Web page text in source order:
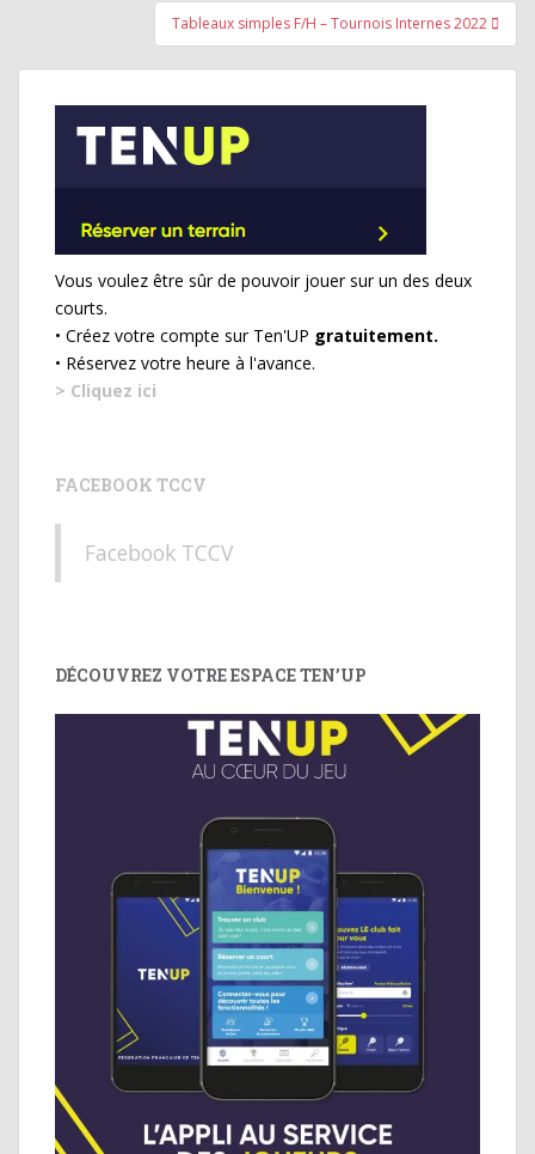
Tableaux simples F/H – Tournois Internes 2022
Vous voulez être sûr de pouvoir jouer sur un des deux
courts.
• Créez votre compte sur Ten'UP gratuitement.
• Réservez votre heure à l'avance.
> Cliquez ici
FACEBOOK TCCV
Facebook TCCV
DÉCOUVREZ VOTRE ESPACE TEN’UP